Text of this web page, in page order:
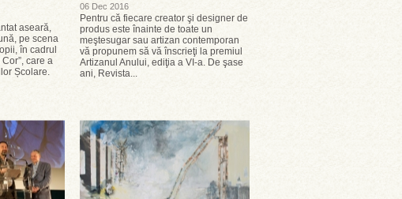
aseară,
pe scena
în cadrul
care a
Școlare.
06 Dec 2016
Pentru că fiecare creator şi designer de
produs este înainte de toate un
meştesugar sau artizan contemporan
vă propunem să vă înscrieţi la premiul
Artizanul Anului, ediţia a VI-a. De şase
ani, Revista...